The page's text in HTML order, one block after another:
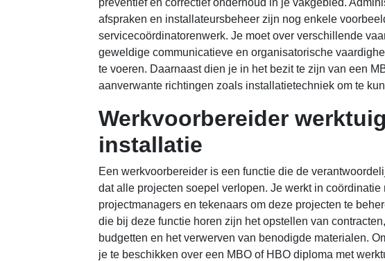
preventief en correctief onderhoud in je vakgebied.
afspraken en installateursbeheer zijn nog enkele
servicecoördinatorenwerk. Je moet over verschillende
geweldige communicatieve en organisatorische
te voeren. Daarnaast dien je in het bezit te zijn van een
aanverwante richtingen zoals installatietechniek om te
Werkvoorbereider
installatie
Een werkvoorbereider is een functie die de
dat alle projecten soepel verlopen. Je werkt in
projectmanagers en tekenaars om deze projecten te
die bij deze functie horen zijn het opstellen van
budgetten en het verwerven van benodigde materialen.
je te beschikken over een MBO of HBO diploma met